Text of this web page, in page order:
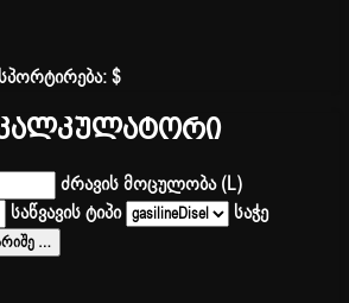
$
კალკულატორი
ძრავის მოცულობა (L)
საწვავის ტიპი
საჭე
…